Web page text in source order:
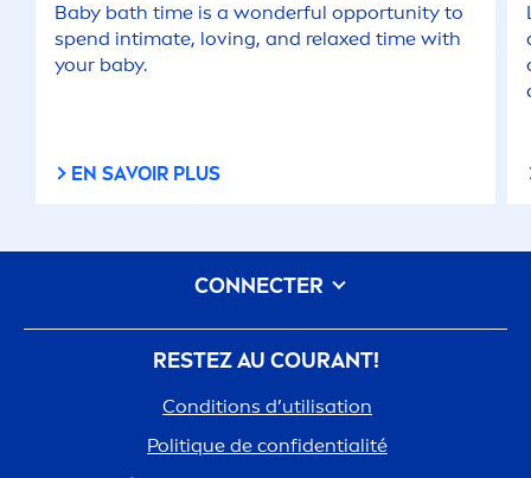
Baby bath time is a wonderful opportunity to
spend intimate, loving, and relaxed time with
your baby.
EN SAVOIR PLUS
RESTEZ AU COURANT!
Conditions d’utilisation
Politique de confidentialité
CONNECTER